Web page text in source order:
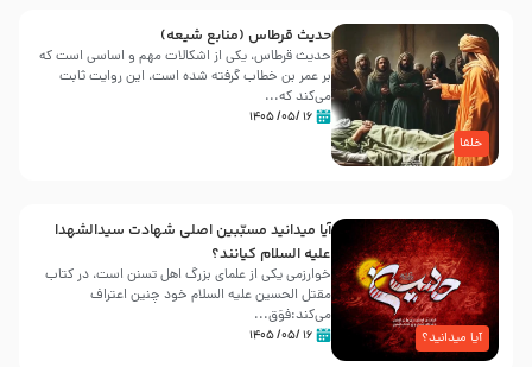
خلفا
حدیث قرطاس (منابع شیعه)
حدیث قرطاس، یکی از اشکالات مهم و اساسی است که
بر عمر بن خطاب گرفته شده است، این روایت ثابت
می‌کند که...
۱۶ /۰۵/ ۱۴۰۵
آیا میدانید؟
آیا میدانید مسبّبین اصلی شهادت سیدالشهدا
علیه ‌السلام کیانند؟
خوارزمی یکی از علمای بزرگ اهل تسنن است، در کتاب
مقتل الحسین علیه ‌السلام خود چنین اعتراف
می‌کند:فوَق...
۱۶ /۰۵/ ۱۴۰۵